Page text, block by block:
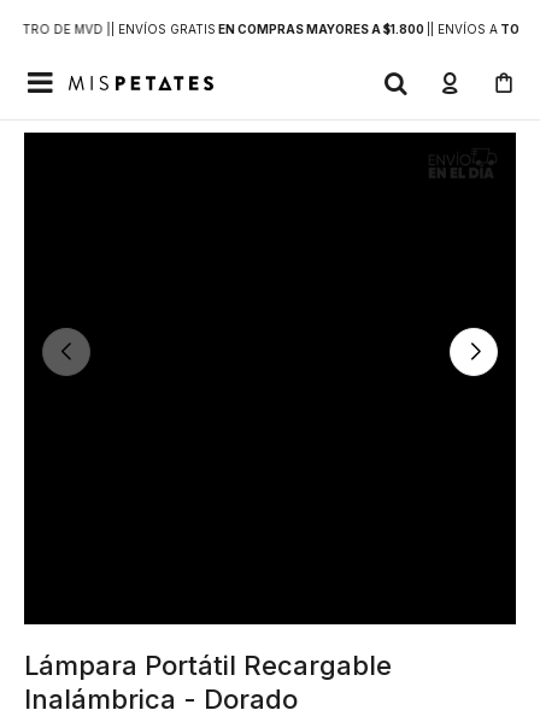
DE MVD | | ENVÍOS GRATIS EN COMPRAS MAYORES A $1.800 | ENVÍOS ATODO

Lámpara Portátil Recargable
Inalámbrica - Dorado